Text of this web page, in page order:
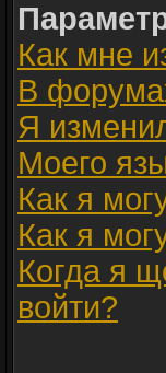
Как мне
В
Я
Моего
Как я
Как я
Когда я
войти?